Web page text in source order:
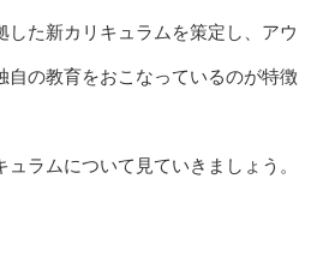
した新カリキュラムを策定し、アウ
自の教育をおこなっているのが特徴
ラムについて見ていきましょう。